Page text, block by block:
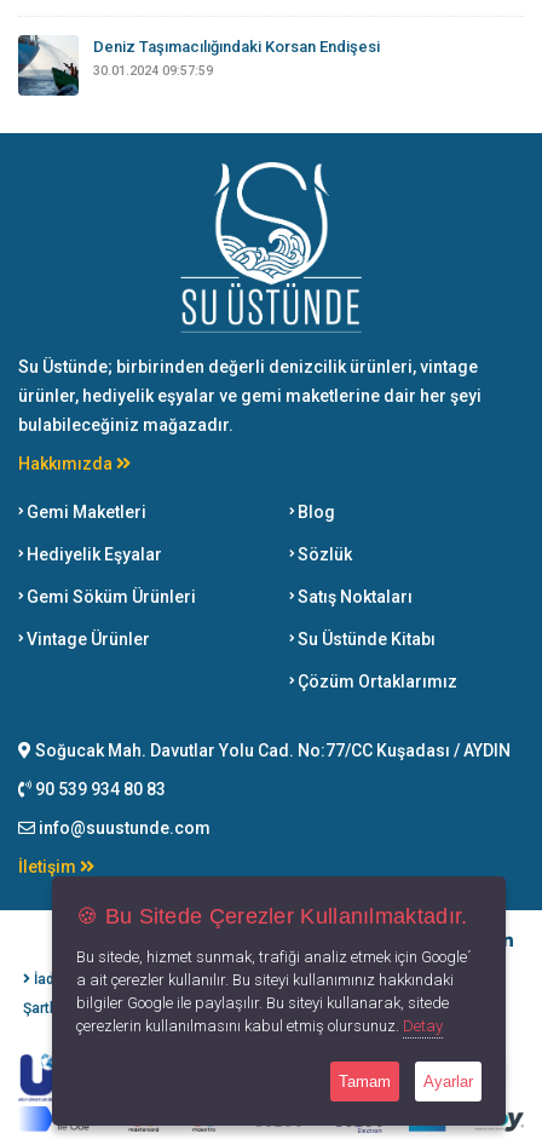
Deniz Taşımacılığındaki Korsan Endişesi
30.01.2024 09:57:59
Su Üstünde; birbirinden değerli denizcilik ürünleri, vintage
ürünler, hediyelik eşyalar ve gemi maketlerine dair her şeyi
bulabileceğiniz mağazadır.
Hakkımızda
Gemi Maketleri
Hediyelik Eşyalar
Gemi Söküm Ürünleri
Vintage Ürünler
Blog
Sözlük
Satış Noktaları
Su Üstünde Kitabı
Çözüm Ortaklarımız
Soğucak Mah. Davutlar Yolu Cad. No:77/CC Kuşadası / AYDIN
90 539 934 80 83
info@suustunde.com
İletişim
İade İptal
Şartları
Kişisel Verilerin
Korunması
Gizlilik
Politikası
Kullanım
Koşulları
🍪 Bu Sitede Çerezler Kullanılmaktadır.
Bu sitede, hizmet sunmak, trafiği analiz etmek için Google´
a ait çerezler kullanılır. Bu siteyi kullanımınız hakkındaki
bilgiler Google ile paylaşılır. Bu siteyi kullanarak, sitede
çerezlerin kullanılmasını kabul etmiş olursunuz. Detay
Tamam Ayarlar